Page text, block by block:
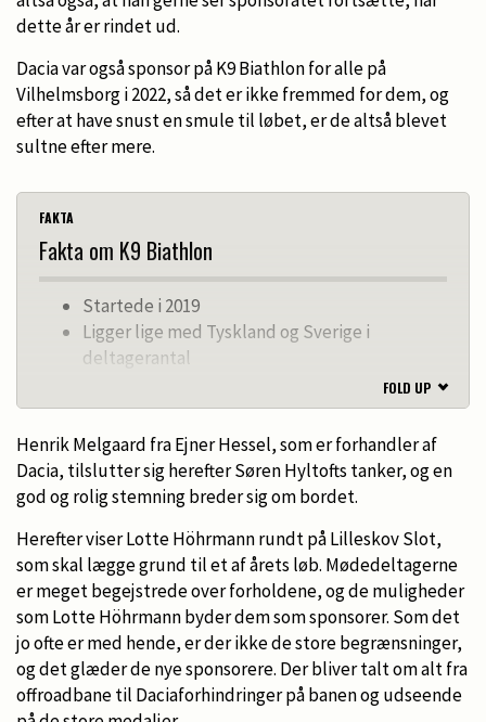
dette år er rindet ud.
Dacia var også sponsor på K9 Biathlon for alle på
Vilhelmsborg i 2022, så det er ikke fremmed for dem, og
efter at have snust en smule til løbet, er de altså blevet
sultne efter mere.
FAKTA
Fakta om K9 Biathlon
Startede i 2019
Ligger lige med Tyskland og Sverige i
deltagerantal
I maj 2022 var der 300 deltagere til et løb på
Lilleskov Slot
På Vilhelmsborg i september 2022 var der 505
deltagere
Allerede nu er der næsten 600 tilmeldte til
løbet på Lilleskov Slot til juni
Indtil videre er 108 forskellige racer og over 70
blandingstyper repræsenteret.
Yngste deltager er tre år, og den ældste er 79.
80 procent af deltagerne er kvinder
20 procent er mænd
I snit kommer der tre mennesker pr. deltager,
og nu begynder der også at komme fans
FOLD UP
Henrik Melgaard fra Ejner Hessel, som er forhandler af
Dacia, tilslutter sig herefter Søren Hyltofts tanker, og en
god og rolig stemning breder sig om bordet.
Herefter viser Lotte Höhrmann rundt på Lilleskov Slot,
som skal lægge grund til et af årets løb. Mødedeltagerne
er meget begejstrede over forholdene, og de muligheder
som Lotte Höhrmann byder dem som sponsorer. Som det
jo ofte er med hende, er der ikke de store begrænsninger,
og det glæder de nye sponsorere. Der bliver talt om alt fra
offroadbane til Daciaforhindringer på banen og udseende